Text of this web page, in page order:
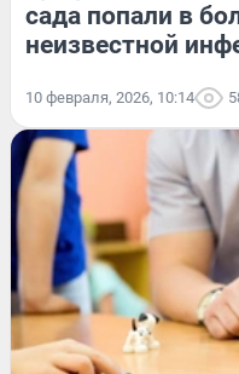
сада попали в
неизвестной
10 февраля, 2026, 10:14